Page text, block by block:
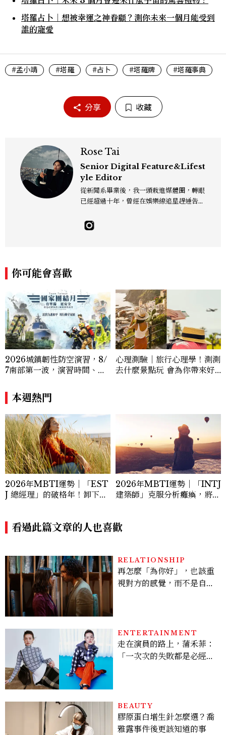
塔羅占卜｜想被幸運之神眷顧？測你未來一個月能受到
誰的寵愛
#孟小靖 #塔羅 #占卜 #塔羅牌 #塔羅事典
分享 收藏
Rose Tai
Senior Digital Feature&Lifest
yle Editor
從新聞系畢業後，我一頭栽進媒體圈，轉眼
已經超過十年，曾經在娛樂線追星趕通告，
紅。現在我的日常多是與美食、生活與旅遊
為伍，走進廚房、走進巷弄，也走進他人的
你可能會喜歡
2026城鎮韌性防空演習，8/
7南部第一波，演習時間、可
心理測驗｜旅行心理學！測測
去什麼景點玩 會為你帶來好
本週熱門
2026年MBTI運勢｜「EST
J 總經理」的破格年！卸下指
2026年MBTI運勢｜「INTJ
建築師」克服分析癱瘓，將智
看過此篇文章的人也喜歡
RELATIONSHIP
再怎麼「為你好」，也該重
視對方的感覺，而不是自己
ENTERTAINMENT
走在演員的路上，蒲禾菲：
「一次次的失敗都是必經過
BEAUTY
膠原蛋白增生針怎麼選？喬
雅露事件後更該知道的事